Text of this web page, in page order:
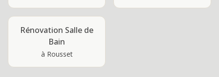
Rénovation Salle de
Bain
à Rousset